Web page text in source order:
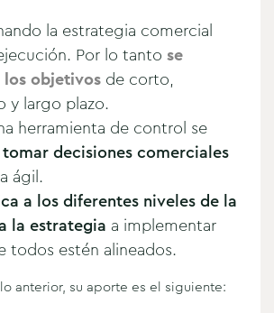
la estrategia comercial
Por lo tanto se
objetivos de corto,
y largo plazo.
herramienta de control se
tomar decisiones comerciales
ágil.
a los diferentes niveles de la
la estrategia a implementar
todos estén alineados.
anterior, su aporte es el siguiente: